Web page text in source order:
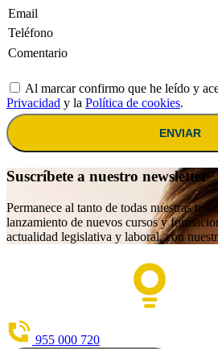
Al marcar confirmo que he leído y
Privacidad y la Política de cookies.
ENVIAR
Suscríbete a nuestro newsletter
Permanece al tanto de todas nuestras
lanzamiento de nuevos cursos y
actualidad legislativa y laboral, con
955 000 720